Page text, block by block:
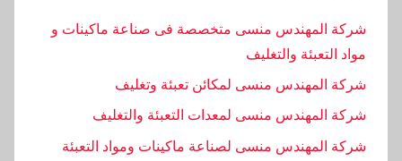
شركة المهندس منسى متخصصة فى صناعة ماكينات و
مواد التعبئة والتغليف
شركة المهندس منسى لمكائن تعبئة وتغليف
شركة المهندس منسى لمعدات التعبئة والتغليف
شركة المهندس منسى لصناعة ماكينات ومواد التعبئة